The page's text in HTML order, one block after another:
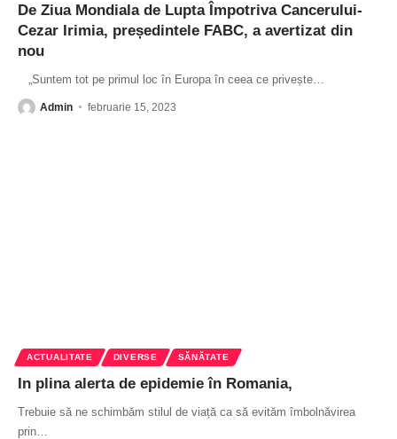
De Ziua Mondiala de Lupta Împotriva Cancerului-
Cezar Irimia, președintele FABC, a avertizat din
nou
„Suntem tot pe primul loc în Europa în ceea ce privește
Admin februarie 15, 2023
ACTUALITATE DIVERSE SĂNĂTATE
In plina alerta de epidemie în Romania,
Trebuie să ne schimbăm stilul de viață ca să evităm îmbolnăvirea
prin